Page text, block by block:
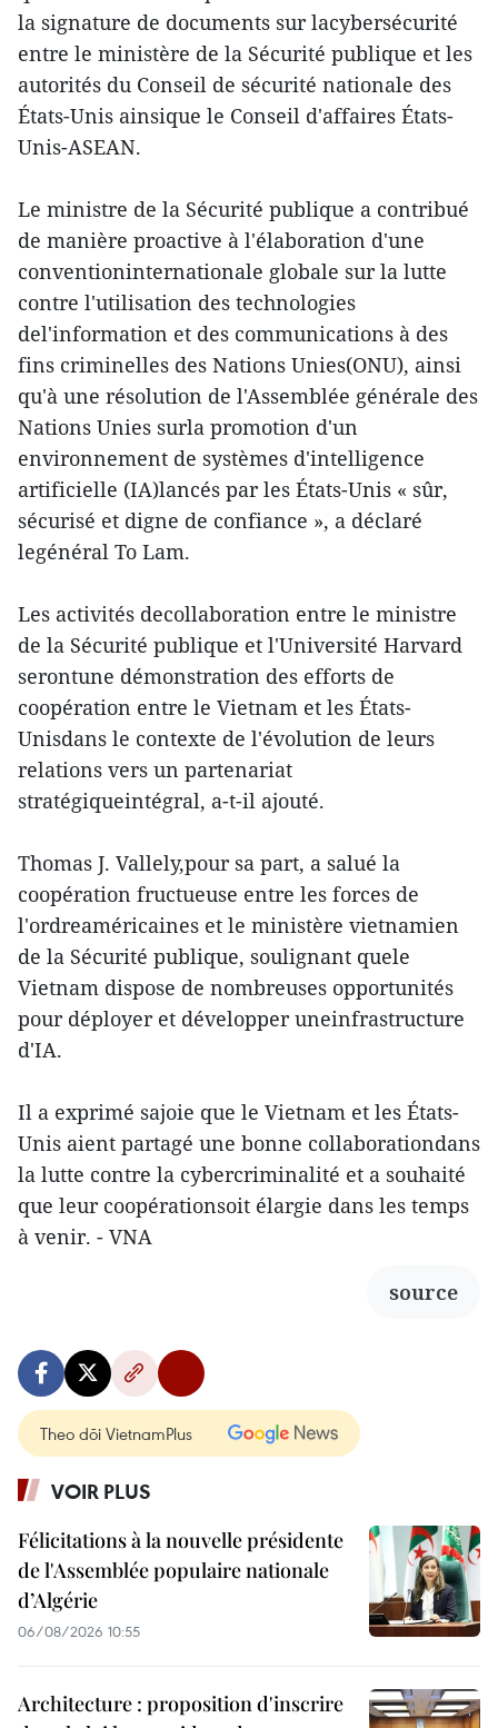
la signature de documents sur lacybersécurité
entre le ministère de la Sécurité publique et les
autorités du Conseil de sécurité nationale des
États-Unis ainsique le Conseil d'affaires États-
Unis-ASEAN.
Le ministre de la Sécurité publique a contribué
de manière proactive à l'élaboration d'une
conventioninternationale globale sur la lutte
contre l'utilisation des technologies
del'information et des communications à des
fins criminelles des Nations Unies(ONU), ainsi
qu'à une résolution de l'Assemblée générale des
Nations Unies surla promotion d'un
environnement de systèmes d'intelligence
artificielle (IA)lancés par les États-Unis « sûr,
sécurisé et digne de confiance », a déclaré
legénéral To Lam.
Les activités decollaboration entre le ministre
de la Sécurité publique et l'Université Harvard
serontune démonstration des efforts de
coopération entre le Vietnam et les États-
Unisdans le contexte de l'évolution de leurs
relations vers un partenariat
stratégiqueintégral, a-t-il ajouté.
Thomas J. Vallely,pour sa part, a salué la
coopération fructueuse entre les forces de
l'ordreaméricaines et le ministère vietnamien
de la Sécurité publique, soulignant quele
Vietnam dispose de nombreuses opportunités
pour déployer et développer uneinfrastructure
d'IA.
Il a exprimé sajoie que le Vietnam et les États-
Unis aient partagé une bonne collaborationdans
la lutte contre la cybercriminalité et a souhaité
que leur coopérationsoit élargie dans les temps
à venir. - VNA
source
Theo dõi VietnamPlus
VOIR PLUS
Félicitations à la nouvelle présidente
de l'Assemblée populaire nationale
d’Algérie
06/08/2026 10:55
Architecture : proposition d'inscrire